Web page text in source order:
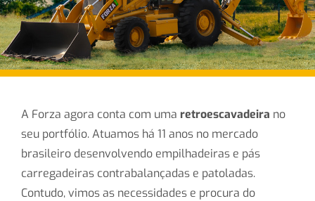
A Forza agora conta com uma retroescavadeira no
seu portfólio. Atuamos há 11 anos no mercado
brasileiro desenvolvendo empilhadeiras e pás
carregadeiras contrabalançadas e patoladas.
Contudo, vimos as necessidades e procura do